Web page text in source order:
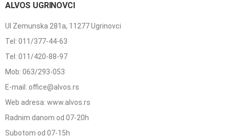
ALVOS UGRINOVCI
Ul Zemunska 281a, 11277 Ugrinovci
Tel: 011/377-44-63
Tel: 011/420-88-97
Mob: 063/293-053
E-mail: office@alvos.rs
Web adresa: www.alvos.rs
Radnim danom od 07-20h
Subotom od 07-15h